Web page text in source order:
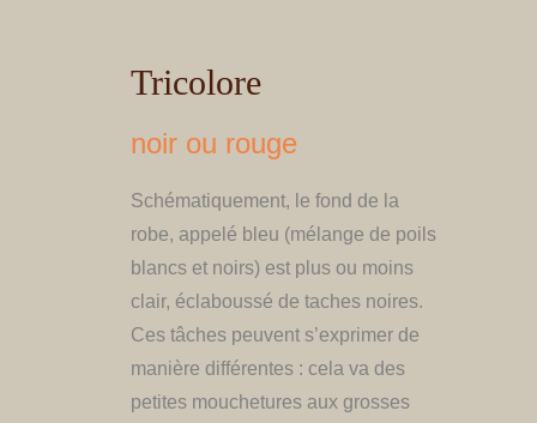
Tricolore
noir ou rouge
​Schématiquement, le fond de la
robe, appelé bleu (mélange de poils
blancs et noirs) est plus ou moins
clair, éclaboussé de taches noires.
Ces tâches peuvent s’exprimer de
manière différentes : cela va des
petites mouchetures aux grosses